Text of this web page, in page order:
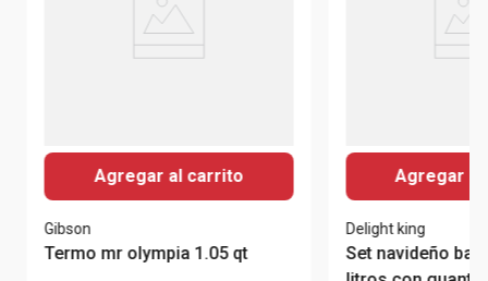
Agregar al carrito
Gibson
Termo mr olympia 1.05 qt
Agregar
Delight king
Set navideño